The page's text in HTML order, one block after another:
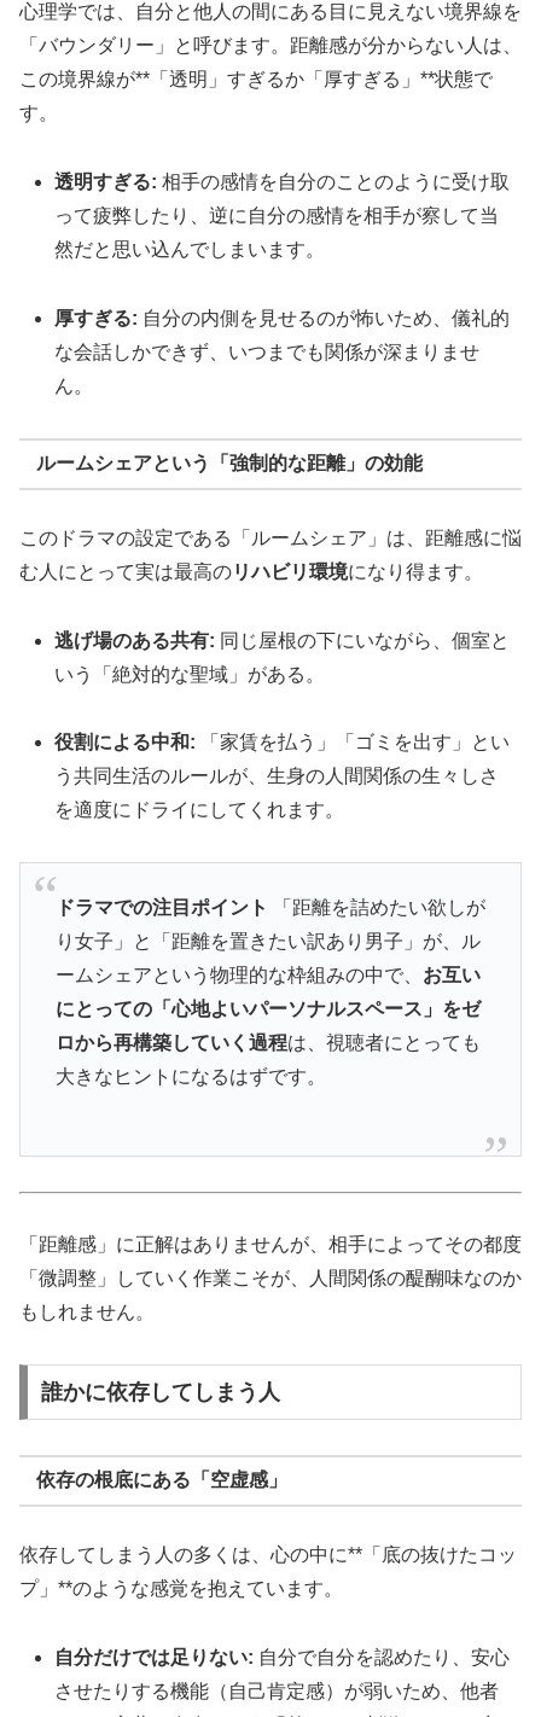
心理学では、自分と他人の間にある目に見えない境界線を
「バウンダリー」と呼びます。距離感が分からない人は、
この境界線が**「透明」すぎるか「厚すぎる」**状態で
す。
透明すぎる: 相手の感情を自分のことのように受け取
って疲弊したり、逆に自分の感情を相手が察して当
然だと思い込んでしまいます。
厚すぎる: 自分の内側を見せるのが怖いため、儀礼的
な会話しかできず、いつまでも関係が深まりませ
ん。
ルームシェアという「強制的な距離」の効能
このドラマの設定である「ルームシェア」は、距離感に悩
む人にとって実は最高のリハビリ環境になり得ます。
逃げ場のある共有: 同じ屋根の下にいながら、個室と
いう「絶対的な聖域」がある。
役割による中和: 「家賃を払う」「ゴミを出す」とい
う共同生活のルールが、生身の人間関係の生々しさ
を適度にドライにしてくれます。
ドラマでの注目ポイント
「距離を詰めたい欲しが
り女子」と「距離を置きたい訳あり男子」が、ル
ームシェアという物理的な枠組みの中で、 お互い
にとっての「心地よいパーソナルスペース」をゼ
ロから再構築していく過程は、視聴者にとっても
大きなヒントになるはずです。
「距離感」に正解はありませんが、相手によってその都度
「微調整」していく作業こそが、人間関係の醍醐味なのか
もしれません。
誰かに依存してしまう人
依存の根底にある「空虚感」
依存してしまう人の多くは、心の中に**「底の抜けたコッ
プ」**のような感覚を抱えています。
自分だけでは足りない: 自分で自分を認めたり、安心
させたりする機能（自己肯定感）が弱いため、他者